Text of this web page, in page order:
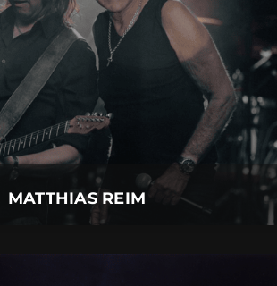
MATTHIAS REIM
MATTHIAS REIM
Mehr Details